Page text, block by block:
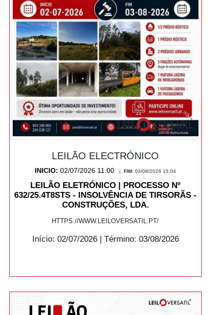
LEILÃO ELECTRÓNICO
INICIO:02/07/2026 11:00 |FIM:03/08/2026 15:04
LEILÃO ELETRÓNICO | PROCESSO Nº
632/25.4T8STS - INSOLVÊNCIA DE TIRSORÃS -
CONSTRUÇÕES, LDA.
HTTPS://WWW.LEILOVERSATIL.PT/
Início: 02/07/2026 | Término: 03/08/2026